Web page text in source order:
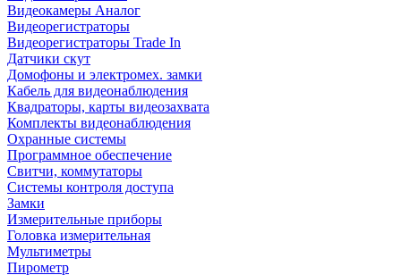
Видеокамеры Аналог
Видеорегистраторы
Видеорегистраторы Trade In
Датчики скут
Домофоны и электромех. замки
Кабель для видеонаблюдения
Квадраторы, карты видеозахвата
Комплекты видеонаблюдения
Охранные системы
Программное обеспечение
Свитчи, коммутаторы
Системы контроля доступа
Замки
Измерительные приборы
Головка измерительная
Мультиметры
Пирометр